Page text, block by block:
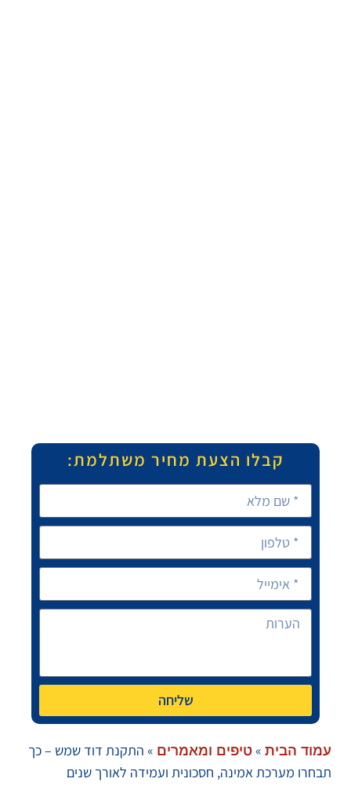
עמוד הבית » טיפים ומאמרים » התקנת דוד שמש – כך
תבחרו מערכת אמינה, חסכונית ועמידה לאורך שנים
קבלו הצעת מחיר משתלמת:
שליחה